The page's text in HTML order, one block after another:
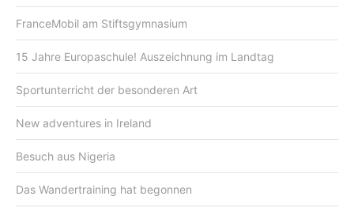
FranceMobil am Stiftsgymnasium
15 Jahre Europaschule! Auszeichnung im Landtag
Sportunterricht der besonderen Art
New adventures in Ireland
Besuch aus Nigeria
Das Wandertraining hat begonnen